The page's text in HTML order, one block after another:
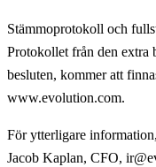
Stämmoprotokoll och
Protokollet från den extra
besluten, kommer att
www.evolution.com.
För ytterligare
Jacob Kaplan, CFO,